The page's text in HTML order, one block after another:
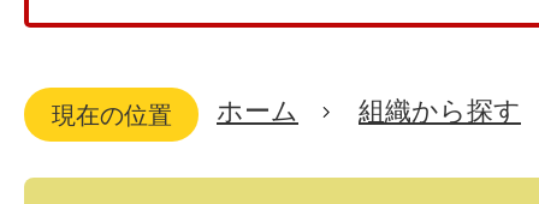
現在の位置 ホーム 組織から探す